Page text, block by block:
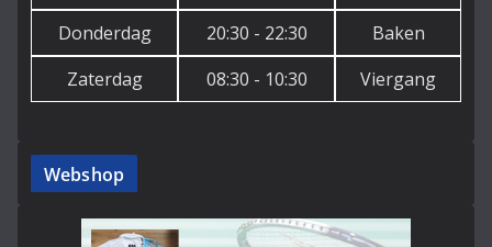
Donderdag
20:30 - 22:30
Baken
Zaterdag
08:30 - 10:30 Viergang
Webshop